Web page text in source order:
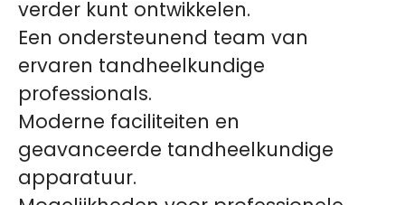
verder kunt ontwikkelen.
Een ondersteunend team van
ervaren tandheelkundige
professionals.
Moderne faciliteiten en
geavanceerde tandheelkundige
apparatuur.